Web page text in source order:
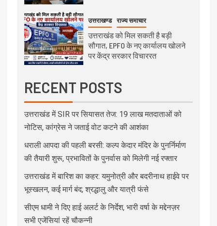
उत्तराखण्ड राज्य समाचार
उत्तराखंड को मिल सकती है बड़ी
सौगात, EPFO के नए कार्यालय खोलने
पर केंद्र सरकार विचाररत
RECENT POSTS
उत्तराखंड में SIR पर सियासत तेज: 19 लाख मतदाताओं को
नोटिस, कांग्रेस ने जताई वोट कटने की आशंका
धराली आपदा की पहली बरसी: कल्प केदार मंदिर के पुनर्निर्माण
की तैयारी शुरू, प्रभावितों के पुनर्वास को मिलेगी नई रफ्तार
उत्तराखंड में बारिश का कहर: यमुनोत्री और बदरीनाथ हाईवे पर
भूस्खलन, कई मार्ग बंद; श्रद्धालु और यात्री फंसे
सीएम धामी ने दिए हाई अलर्ट के निर्देश, भारी वर्षा के मद्देनज़र
सभी एजेंसियां रहें चौकन्नी